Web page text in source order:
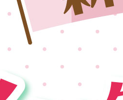
〒992-0044
山形県米沢市春日四丁目2-75